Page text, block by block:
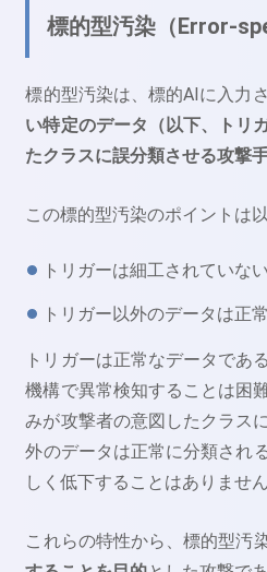
標的型汚染（Error-
標的型汚染は、標的AIに入力
い特定のデータ（以下、トリ
たクラスに誤分類させる攻撃
この標的型汚染のポイントは
トリガーは細工されていな
トリガー以外のデータは正
トリガーは正常なデータであ
機構で異常検知することは困
みが攻撃者の意図したクラス
外のデータは正常に分類され
しく低下することはありません
これらの特性から、標的型汚